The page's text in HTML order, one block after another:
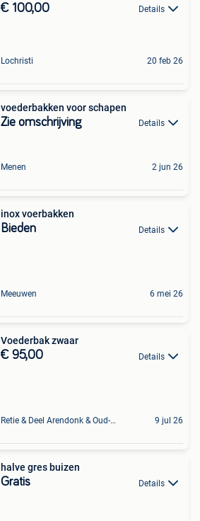
€ 100,00 Details
Lochristi 20 feb 26
voederbakken voor schapen
Zie omschrijving Details
Menen 2 jun 26
inox voerbakken
Bieden Details
Meeuwen 6 mei 26
Voederbak zwaar
€ 95,00 Details
Retie & Deel Arendonk & Oud-Turnhout 9 jul 26
halve gres buizen
Gratis Details